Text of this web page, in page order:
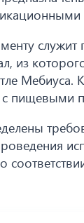
служит
из
с пищевыми